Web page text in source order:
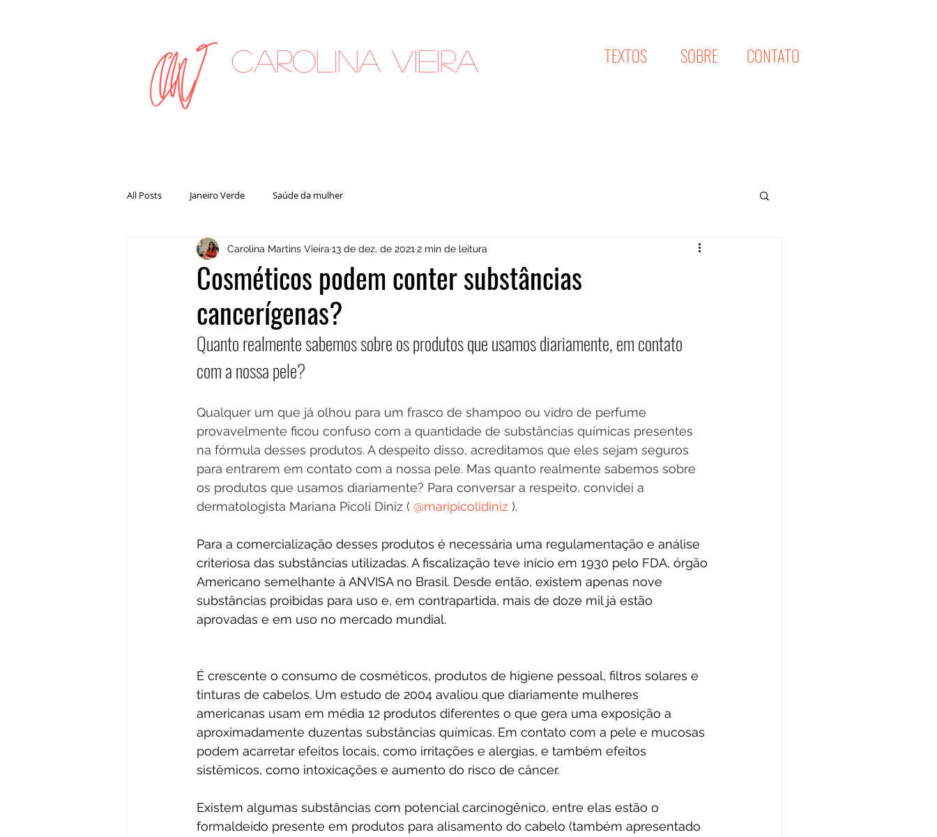
TEXTOS SOBRE CONTATO
Carolina Vieira
All Posts Janeiro Verde Saúde da mulher
Cosméticos podem conter substâncias
cancerígenas?
Carolina Martins Vieira 13 de dez. de 2021 2 min de leitura
Quanto realmente sabemos sobre os produtos que usamos diariamente, em contato
com a nossa pele?
Qualquer um que já olhou para um frasco de shampoo ou vidro de perfume
provavelmente ficou confuso com a quantidade de substâncias químicas presentes
na fórmula desses produtos. A despeito disso, acreditamos que eles sejam seguros
para entrarem em contato com a nossa pele. Mas quanto realmente sabemos sobre
os produtos que usamos diariamente? Para conversar a respeito, convidei a
dermatologista Mariana Picoli Diniz ( @maripicolidiniz ).
Para a comercialização desses produtos é necessária uma regulamentação e análise
criteriosa das substâncias utilizadas. A fiscalização teve início em 1930 pelo FDA, órgão
Americano semelhante à ANVISA no Brasil. Desde então, existem apenas nove
substâncias proibidas para uso e, em contrapartida, mais de doze mil já estão
aprovadas e em uso no mercado mundial.
É crescente o consumo de cosméticos, produtos de higiene pessoal, filtros solares e
tinturas de cabelos. Um estudo de 2004 avaliou que diariamente mulheres
americanas usam em média 12 produtos diferentes o que gera uma exposição a
aproximadamente duzentas substâncias químicas. Em contato com a pele e mucosas
podem acarretar efeitos locais, como irritações e alergias, e também efeitos
sistêmicos, como intoxicações e aumento do risco de câncer.
Existem algumas substâncias com potencial carcinogênico, entre elas estão o
formaldeído presente em produtos para alisamento do cabelo (também apresentado